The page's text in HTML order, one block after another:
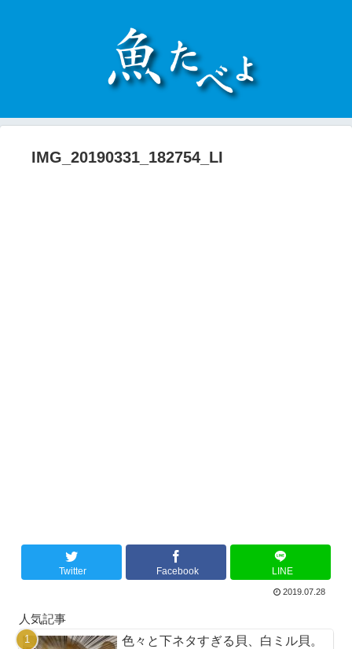
IMG_20190331_182754_LI
Twitter Facebook LINE
2019.07.28
人気記事
色々と下ネタすぎる貝、白ミル貝。